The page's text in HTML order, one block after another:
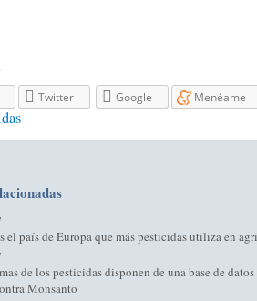
Twitter Google Menéame
el país de Europa que más pesticidas utiliza en
de los pesticidas disponen de una base de
Monsanto